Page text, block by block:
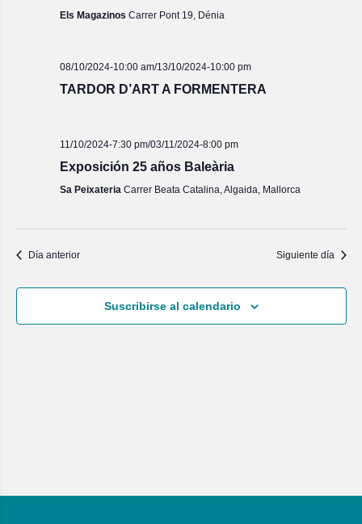
Els Magazinos Carrer Pont 19, Dénia
08/10/2024-10:00 am/13/10/2024-10:00 pm
TARDOR D’ART A FORMENTERA
11/10/2024-7:30 pm/03/11/2024-8:00 pm
Exposición 25 años Baleària
Sa Peixateria Carrer Beata Catalina, Algaida, Mallorca
Día anterior Siguiente día
Suscribirse al calendario